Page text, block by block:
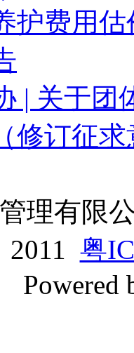
护费用
| 关于团
修订征
理有限
2011 粤
Powered